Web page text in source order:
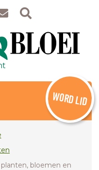
WORD LID
bloemen en